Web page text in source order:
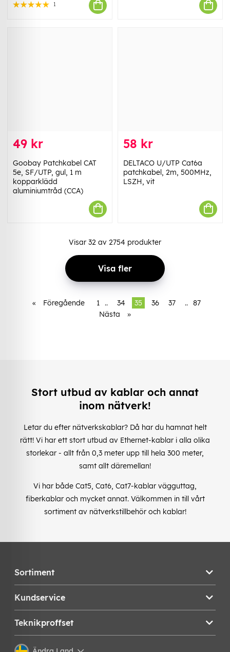
1
49 kr
Goobay Patchkabel CAT
5e, SF/UTP, gul, 1 m
kopparklädd
aluminiumtråd (CCA)
58 kr
DELTACO U/UTP Cat6a
patchkabel, 2m, 500MHz,
LSZH, vit
Visar 32 av 2754 produkter
Visa fler
« Föregående 1 .. 34 35 36 37 .. 87
Nästa
»
Stort utbud av kablar och annat
inom nätverk!
Letar du efter nätverkskablar? Då har du hamnat helt
rätt! Vi har ett stort utbud av Ethernet-kablar i alla olika
storlekar - allt från 0,3 meter upp till hela 300 meter,
samt allt däremellan!
Vi har både Cat5, Cat6, Cat7-kablar vägguttag,
fiberkablar och mycket annat. Välkommen in till vårt
sortiment av nätverkstillbehör och kablar!
Sortiment
Kundservice
Teknikproffset